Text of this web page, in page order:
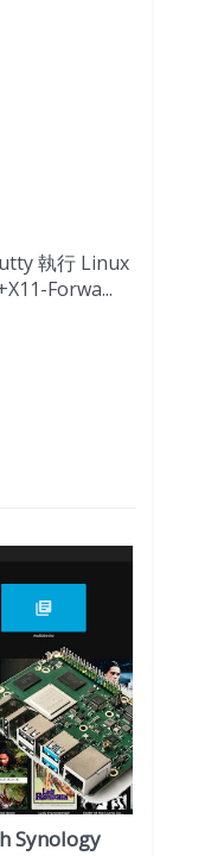
執行 Linux
Forwa...
Synology